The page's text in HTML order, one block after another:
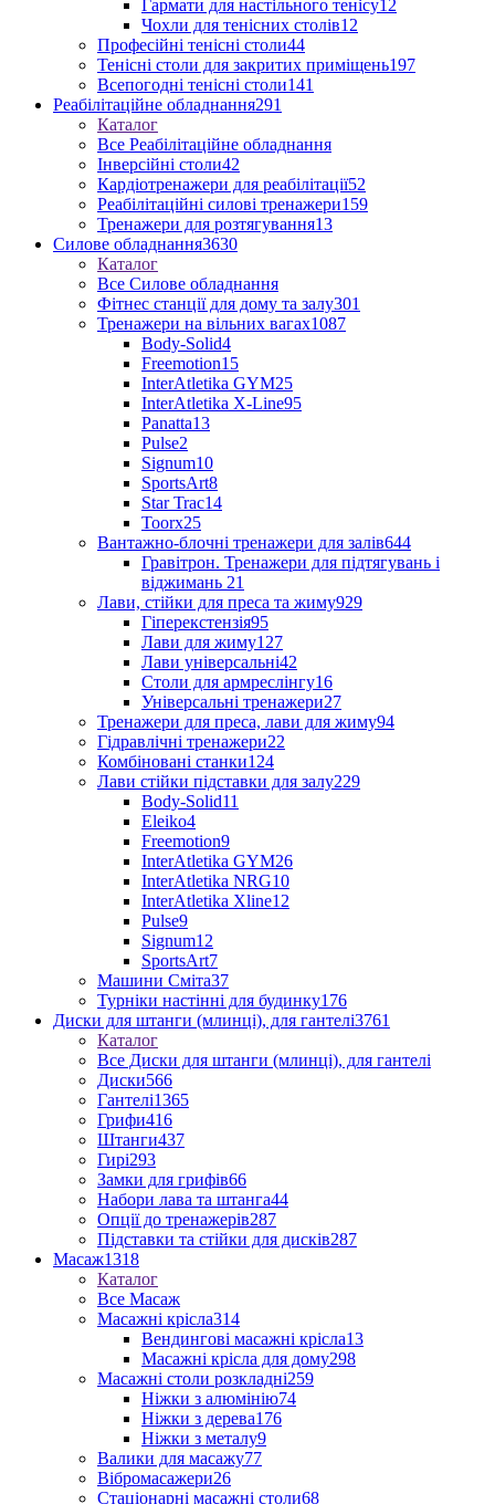
Гармати для настільного тенісу12
Чохли для тенісних столів12
Професійні тенісні столи44
Тенісні столи для закритих приміщень197
Всепогодні тенісні столи141
Реабілітаційне обладнання291
Каталог
Все Реабілітаційне обладнання
Інверсійні столи42
Кардіотренажери для реабілітації52
Реабілітаційні силові тренажери159
Тренажери для розтягування13
Силове обладнання3630
Каталог
Все Силове обладнання
Фітнес станції для дому та залу301
Тренажери на вільних вагах1087
Body-Solid4
Freemotion15
InterAtletika GYM25
InterAtletika X-Line95
Panatta13
Pulse2
Signum10
SportsArt8
Star Trac14
Toorx25
Вантажно-блочні тренажери для залів644
Гравітрон. Тренажери для підтягувань і
віджимань 21
Лави, стійки для преса та жиму929
Гіперекстензія95
Лави для жиму127
Лави універсальні42
Столи для армреслінгу16
Універсальні тренажери27
Тренажери для преса, лави для жиму94
Гідравлічні тренажери22
Комбіновані станки124
Лави стійки підставки для залу229
Body-Solid11
Eleiko4
Freemotion9
InterAtletika GYM26
InterAtletika NRG10
InterAtletika Xline12
Pulse9
Signum12
SportsArt7
Машини Сміта37
Турніки настінні для будинку176
Диски для штанги (млинці), для гантелі3761
Каталог
Все Диски для штанги (млинці), для гантелі
Диски566
Гантелі1365
Грифи416
Штанги437
Гирі293
Замки для грифів66
Набори лава та штанга44
Опції до тренажерів287
Підставки та стійки для дисків287
Масаж1318
Каталог
Все Масаж
Масажні крісла314
Вендингові масажні крісла13
Масажні крісла для дому298
Масажні столи розкладні259
Ніжки з алюмінію74
Ніжки з дерева176
Ніжки з металу9
Валики для масажу77
Вібромасажери26
Стаціонарні масажні столи68